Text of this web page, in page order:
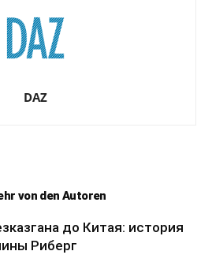
DAZ
von den Autoren
до Китая: история
Риберг